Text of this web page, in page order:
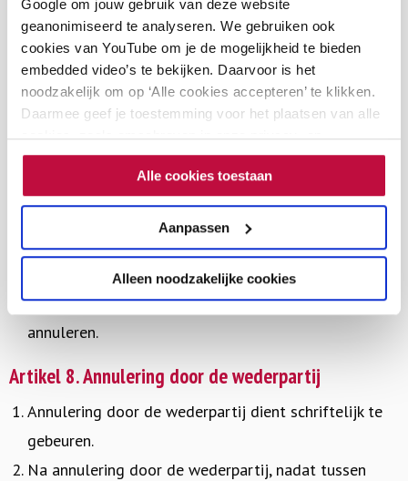
Google om jouw gebruik van deze website
geanonimiseerd te analyseren. We gebruiken ook
cookies van YouTube om je de mogelijkheid te bieden
embedded video’s te bekijken. Daarvoor is het
noodzakelijk om op ‘Alle cookies accepteren’ te klikken.
Daarmee geef je toestemming voor het plaatsen van alle
cookies, zoals omschreven in onze privacy- en
cookieverklaring. Als je niet alle cookies accepteert, dan
kun je geen video's bekijken.Alle cookies toestaan
Aanpassen
Alleen noodzakelijke cookies
stichting betaalde bedrag. Dit bedrag wordt binnen
twee weken door de stichting op het aangegeven
rekeningnummer teruggestort.
Bij incompanytrainingen is het volgende van
toepassing
De stichting kan alleen een incompanytraining
annuleren of verplaatsen in overleg met de
passende en gekwalificeerde trainers in te zetten. Als
dit niet tot een passende oplossing leidt heeft de
wederpartij het recht de training kosteloos te
annuleren.
Artikel 8. Annulering door de wederpartij
Annulering door de wederpartij dient schriftelijk te
gebeuren.
Na annulering door de wederpartij, nadat tussen